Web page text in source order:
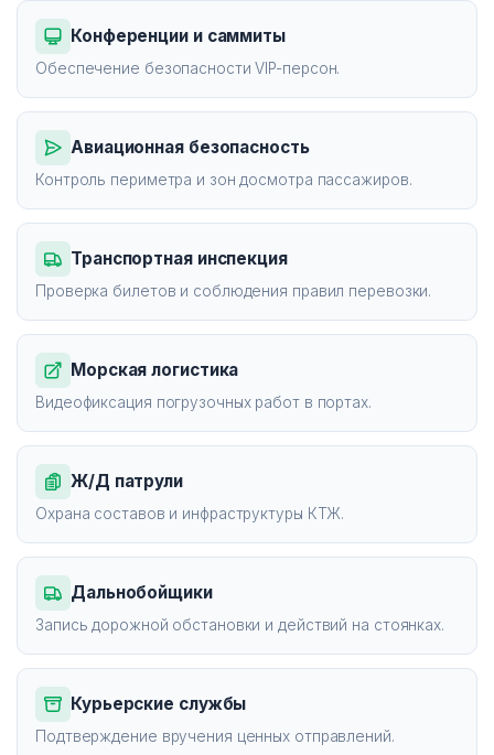
Конференции и саммиты
Обеспечение безопасности VIP-персон.
Авиационная безопасность
Контроль периметра и зон досмотра пассажиров.
Транспортная инспекция
Проверка билетов и соблюдения правил перевозки.
Морская логистика
Видеофиксация погрузочных работ в портах.
Ж/Д патрули
Охрана составов и инфраструктуры КТЖ.
Дальнобойщики
Запись дорожной обстановки и действий на стоянках.
Курьерские службы
Подтверждение вручения ценных отправлений.